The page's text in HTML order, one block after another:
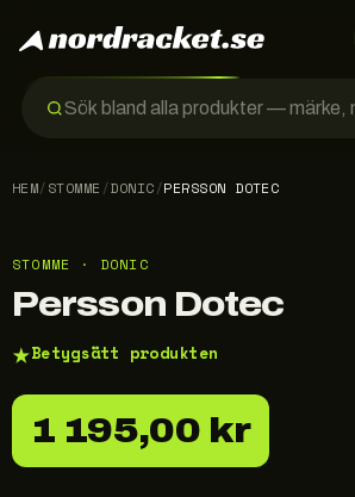
HEM/STOMME /DONIC/PERSSON DOTEC
STOMME · DONIC
Persson Dotec
★Betygsätt produkten
1 195,00 kr